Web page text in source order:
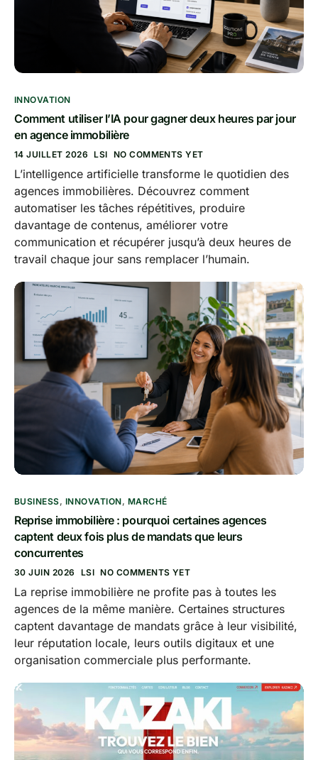
INNOVATION
Comment utiliser l’IA pour gagner deux heures par jour
en agence immobilière
14 JUILLET 2026 LSI NO COMMENTS YET
L’intelligence artificielle transforme le quotidien des
agences immobilières. Découvrez comment
automatiser les tâches répétitives, produire
davantage de contenus, améliorer votre
communication et récupérer jusqu’à deux heures de
travail chaque jour sans remplacer l’humain.
BUSINESS, INNOVATION, MARCHÉ
Reprise immobilière : pourquoi certaines agences
captent deux fois plus de mandats que leurs
concurrentes
30 JUIN 2026 LSI NO COMMENTS YET
La reprise immobilière ne profite pas à toutes les
agences de la même manière. Certaines structures
captent davantage de mandats grâce à leur visibilité,
leur réputation locale, leurs outils digitaux et une
organisation commerciale plus performante.